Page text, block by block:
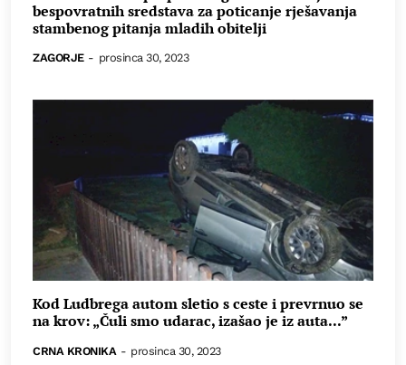
bespovratnih sredstava za poticanje rješavanja
stambenog pitanja mladih obitelji
ZAGORJE - prosinca 30, 2023
Kod Ludbrega autom sletio s ceste i prevrnuo se
na krov: „Čuli smo udarac, izašao je iz auta...”
CRNA KRONIKA - prosinca 30, 2023